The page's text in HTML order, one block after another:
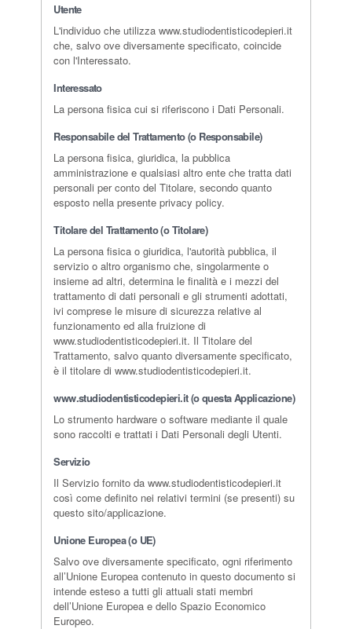
Utente
L'individuo che utilizza www.studiodentisticodepieri.it
che, salvo ove diversamente specificato, coincide
con l'Interessato.
Interessato
La persona fisica cui si riferiscono i Dati Personali.
Responsabile del Trattamento (o Responsabile)
La persona fisica, giuridica, la pubblica
amministrazione e qualsiasi altro ente che tratta dati
personali per conto del Titolare, secondo quanto
esposto nella presente privacy policy.
Titolare del Trattamento (o Titolare)
La persona fisica o giuridica, l'autorità pubblica, il
servizio o altro organismo che, singolarmente o
insieme ad altri, determina le finalità e i mezzi del
trattamento di dati personali e gli strumenti adottati,
ivi comprese le misure di sicurezza relative al
funzionamento ed alla fruizione di
www.studiodentisticodepieri.it. Il Titolare del
Trattamento, salvo quanto diversamente specificato,
è il titolare di www.studiodentisticodepieri.it.
www.studiodentisticodepieri.it (o questa Applicazione)
Lo strumento hardware o software mediante il quale
sono raccolti e trattati i Dati Personali degli Utenti.
Servizio
Il Servizio fornito da www.studiodentisticodepieri.it
così come definito nei relativi termini (se presenti) su
questo sito/applicazione.
Unione Europea (o UE)
Salvo ove diversamente specificato, ogni riferimento
all’Unione Europea contenuto in questo documento si
intende esteso a tutti gli attuali stati membri
dell’Unione Europea e dello Spazio Economico
Europeo.